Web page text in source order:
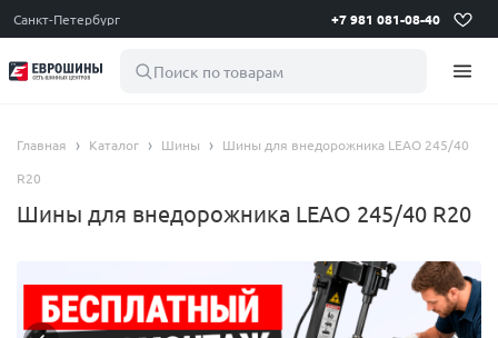
Санкт-Петербург +7 981 081-08-40
Поиск по товарам
Главная Каталог Шины
Шины для внедорожника LEAO 245/40
R20
Шины для внедорожника LEAO 245/40 R20